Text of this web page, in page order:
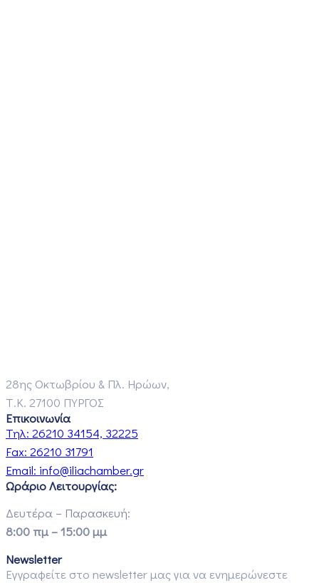
28ης Οκτωβρίου & Πλ. Ηρώων,
Τ.Κ. 27100 ΠΥΡΓΟΣ
Επικοινωνία
Τηλ: 26210 34154, 32225
Fax: 26210 31791
Email: info@iliachamber.gr
Ωράριο Λειτουργίας:
Δευτέρα – Παρασκευή:
8:00 πμ – 15:00 μμ
Newsletter
Εγγραφείτε στο newsletter μας για να ενημερώνεστε